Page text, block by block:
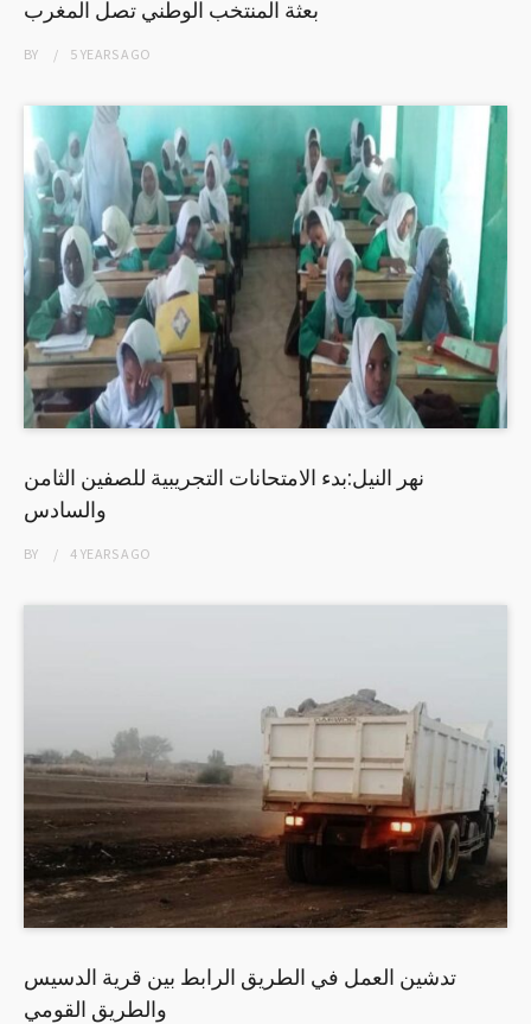
بعثة المنتخب الوطني تصل المغرب
BY 5 YEARSAGO
نهر النيل:بدء الامتحانات التجريبية للصفين الثامن
والسادس
BY 4 YEARSAGO
تدشين العمل في الطريق الرابط بين قرية الدسيس
والطريق القومي